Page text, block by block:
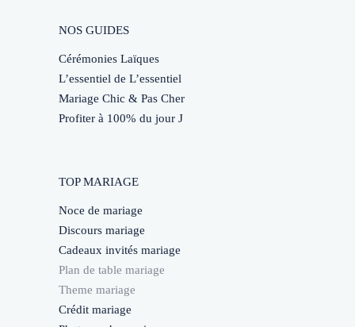
NOS GUIDES
Cérémonies Laïques
L’essentiel de L’essentiel
Mariage Chic & Pas Cher
Profiter à 100% du jour J
TOP MARIAGE
Noce de mariage
Discours mariage
Cadeaux invités mariage
Plan de table mariage
Theme mariage
Crédit mariage